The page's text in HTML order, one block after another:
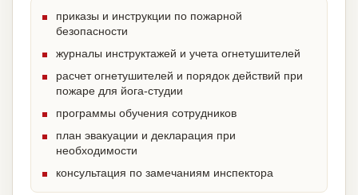
приказы и инструкции по пожарной
безопасности
журналы инструктажей и учета огнетушителей
расчет огнетушителей и порядок действий при
пожаре для йога-студии
программы обучения сотрудников
план эвакуации и декларация при
необходимости
консультация по замечаниям инспектора